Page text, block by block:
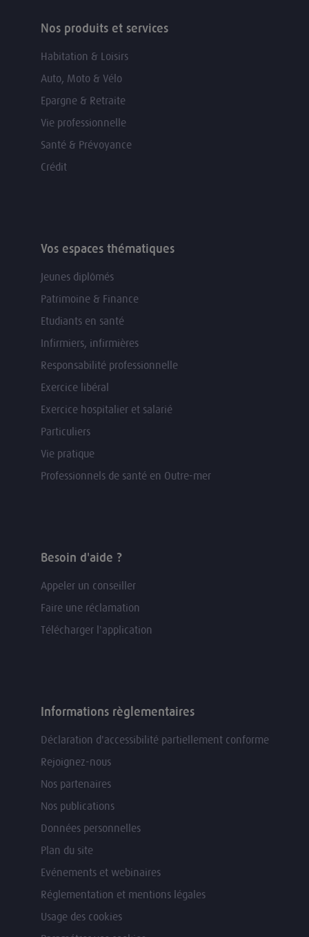
Nos produits et services
Habitation & Loisirs
Auto, Moto & Vélo
Epargne & Retraite
Vie professionnelle
Santé & Prévoyance
Crédit
Vos espaces thématiques
Jeunes diplômés
Patrimoine & Finance
Etudiants en santé
Infirmiers, infirmières
Responsabilité professionnelle
Exercice libéral
Exercice hospitalier et salarié
Particuliers
Vie pratique
Professionnels de santé en Outre-mer
Besoin d'aide ?
Appeler un conseiller
Faire une réclamation
Télécharger l'application
Informations règlementaires
Déclaration d'accessibilité partiellement conforme
Rejoignez-nous
Nos partenaires
Nos publications
Données personnelles
Plan du site
Evénements et webinaires
Réglementation et mentions légales
Usage des cookies